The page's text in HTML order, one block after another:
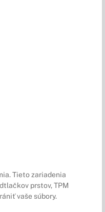
Tieto zariadenia
prstov, TPM
vaše súbory.